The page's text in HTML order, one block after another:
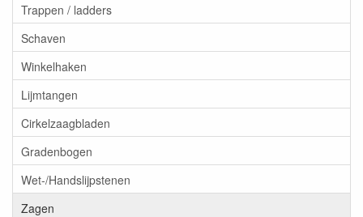
Trappen / ladders
Schaven
Winkelhaken
Lijmtangen
Cirkelzaagbladen
Gradenbogen
Wet-/Handslijpstenen
Zagen